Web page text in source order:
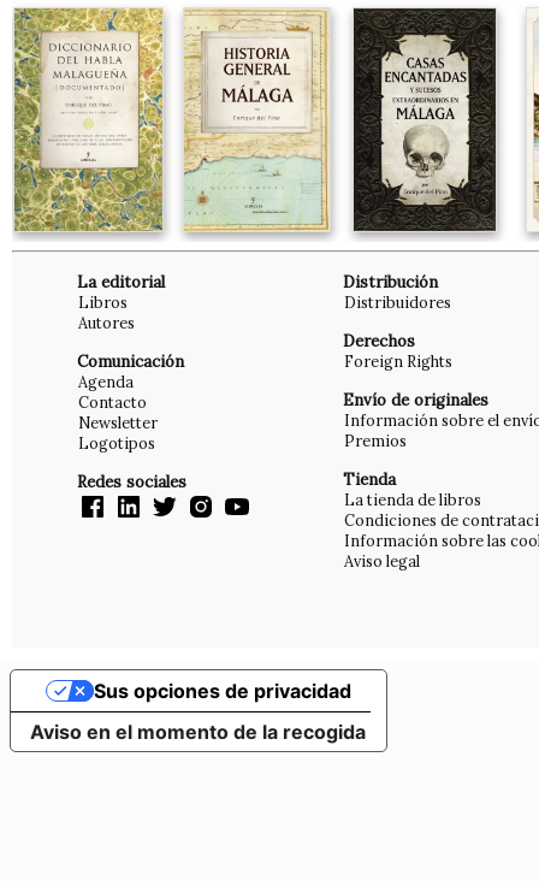
La editorial
Libros
Autores
Comunicación
Agenda
Contacto
Newsletter
Logotipos
Redes sociales
Distribución
Distribuidores
Derechos
Foreign Rights
Envío de originales
Información sobre el
Premios
Tienda
La tienda de libros
Condiciones de
Información sobre las
Aviso legal
Aviso en el momento de la recogida
Sus opciones de privacidad